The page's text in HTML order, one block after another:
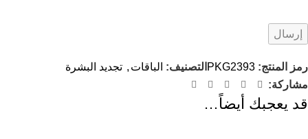
رمز المنتج: PKG2393 التصنيف: الباقات , تجديد البشرة
مشاركة:
قد يعجبك أيضاً…